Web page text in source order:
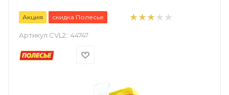
Акция скидка Полесье
Артикул CVL2:: 44747